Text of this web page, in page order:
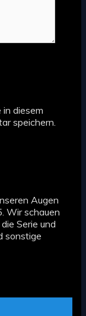
diesem
speichern.
Augen
Wir schauen
Serie und
sonstige